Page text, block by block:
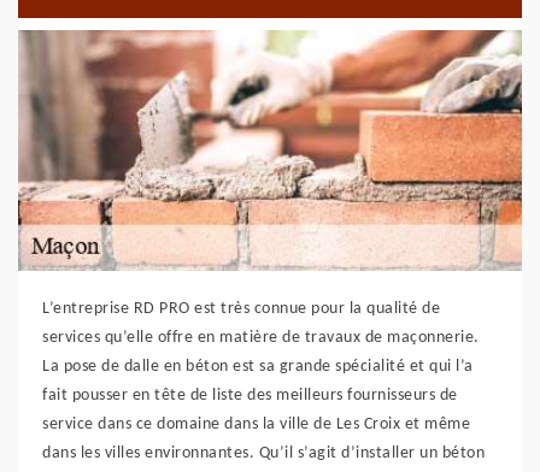
L’entreprise RD PRO est très connue pour la qualité de
services qu’elle offre en matière de travaux de maçonnerie.
La pose de dalle en béton est sa grande spécialité et qui l’a
fait pousser en tête de liste des meilleurs fournisseurs de
service dans ce domaine dans la ville de Les Croix et même
dans les villes environnantes. Qu’il s’agit d’installer un béton